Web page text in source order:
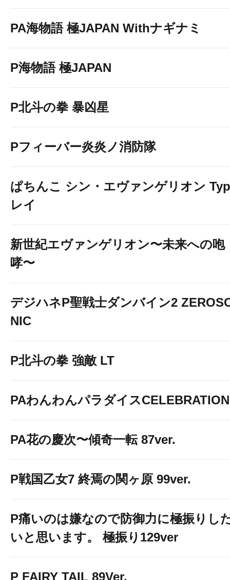
優先入場口ご
ご不明な点がございましたら
PA海物語 極JAPAN Withナギナミ
P海物語 極JAPAN
P北斗の拳 暴凶星
Pフィーバー炎炎ノ消防隊
ぱちんこ シン・エヴァンゲリオン
レイ
新世紀エヴァンゲリオン〜未来への咆
哮〜
デジハネP聖戦士ダンバイン2
NIC
P北斗の拳 強敵 LT
PAわんわんパラダイスCELEBRATION
PA花の慶次〜傾奇一転 87ver.
P戦国乙女7 終焉の関ヶ原 99ver.
P痛いのは嫌なので防御力に極振りし
いと思います。 極振り129ver
P FAIRY TAIL 89Ver.